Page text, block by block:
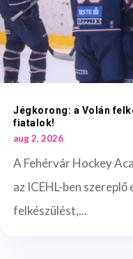
Jégkorong: a Volán
fiatalok!
aug 2, 2026
A Fehérvár Hockey
az ICEHL-ben
felkészülést,...